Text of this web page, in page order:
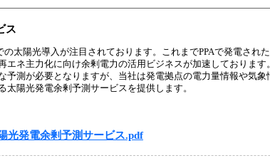
ス
の太陽光導入が注目されております。これまでPPAで発電され
エネ主力化に向け余剰電力の活用ビジネスが加速しております
予測が必要となりますが、当社は発電拠点の電力量情報や気象
太陽光発電余剰予測サービスを提供します。
光発電余剰予測サービス.pdf